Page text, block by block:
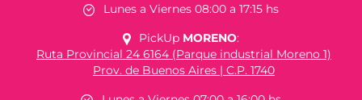
Lunes a Viernes 08:00 a 17:15 hs
PickUp MORENO:
Ruta Provincial 24 6164 (Parque industrial Moreno 1)
Prov. de Buenos Aires | C.P. 1740